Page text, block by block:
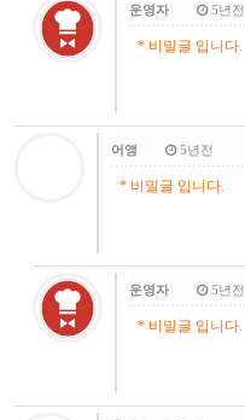
운영자 5년전
* 비밀글 입니다.
어앵 5년전
* 비밀글 입니다.
운영자 5년전
* 비밀글 입니다.